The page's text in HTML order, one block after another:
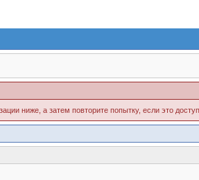
ниже, а затем повторите попытку, если это